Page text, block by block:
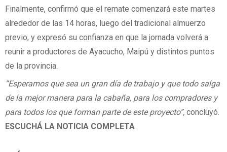
Finalmente, confirmó que el remate comenzará este martes
alrededor de las 14 horas, luego del tradicional almuerzo
previo, y expresó su confianza en que la jornada volverá a
reunir a productores de Ayacucho, Maipú y distintos puntos
de la provincia.
“Esperamos que sea un gran día de trabajo y que todo salga
de la mejor manera para la cabaña, para los compradores y
para todos los que forman parte de este proyecto”, concluyó.
ESCUCHÁ LA NOTICIA COMPLETA